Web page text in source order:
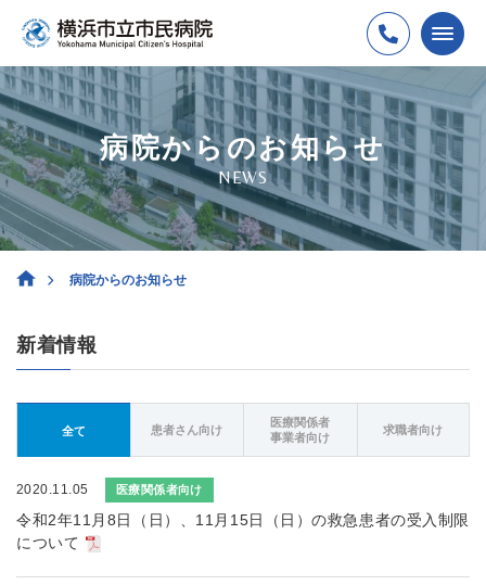
病院からのお知らせ
NEWS
病院からのお知らせ
新着情報
全て 患者さん向け
医療関係者
事業者向け
求職者向け
2020.11.05 医療関係者向け
令和2年11月8日（日）、11月15日（日）の救急患者の受入制限
について